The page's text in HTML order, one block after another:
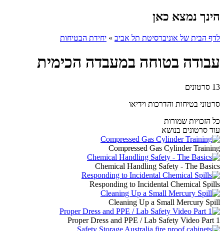
הינך נמצא כאן
לדף הבית של אוניברסיטת תל אביב » יחידת הבטיחות
עבודה בטוחה במעבדה הכימית
13 סרטונים
סרטוני בטיחות והדרכות וידיאו
כל הזכויות שמורות
עוד סרטונים בנושא
Compressed Gas Cylinder Training
Chemical Handling Safety - The Basics
Responding to Incidental Chemical Spills
Cleaning Up a Small Mercury Spill
Proper Dress and PPE / Lab Safety Video Part 1